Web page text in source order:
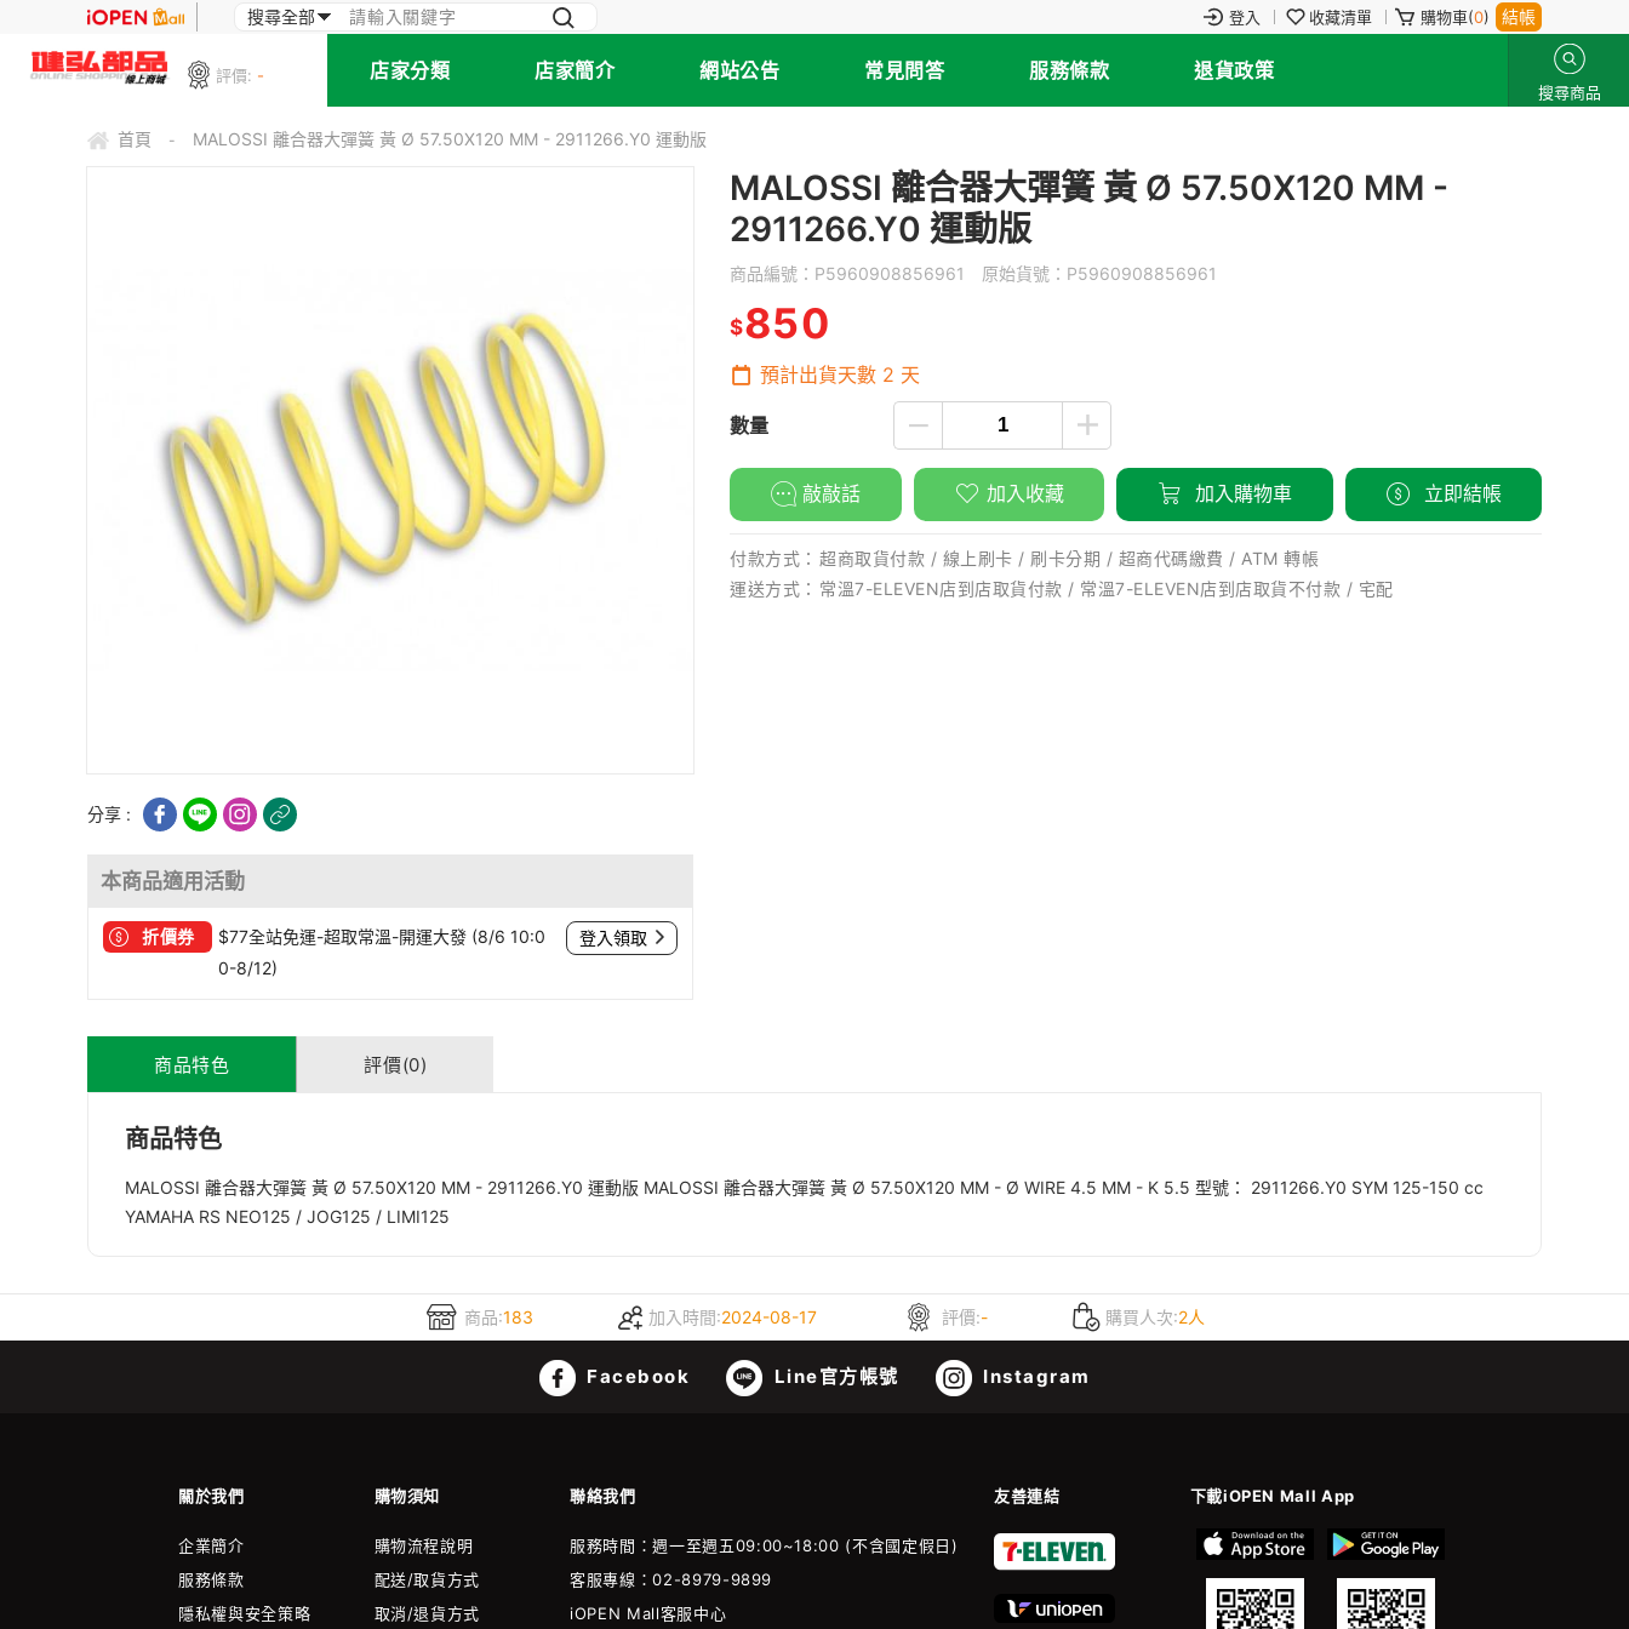
登入 收藏清單 購物車(0) 結帳
評價: - 店家分類 店家簡介 網站公告 常見問答 服務條款 退貨政策
搜尋商品
首頁 - MALOSSI 離合器大彈簧 黃 Ø 57.50X120 MM - 2911266.Y0 運動版
分享 :
本商品適用活動
折價券
$77全站免運-超取常溫-開運大發 (8/6 10:0
0-8/12)
登入領取
MALOSSI 離合器大彈簧 黃 Ø 57.50X120 MM -
2911266.Y0 運動版
商品編號： P5960908856961 原始貨號： P5960908856961
$850
預計出貨天數 2 天
數量
敲敲話 加入收藏 加入購物車 立即結帳
付款方式： 超商取貨付款 / 線上刷卡 / 刷卡分期 / 超商代碼繳費 / ATM 轉帳
運送方式： 常溫7-ELEVEN店到店取貨付款 / 常溫7-ELEVEN店到店取貨不付款 / 宅配
商品特色 評價(0)
商品特色
MALOSSI 離合器大彈簧 黃 Ø 57.50X120 MM - 2911266.Y0 運動版 MALOSSI 離合器大彈簧 黃 Ø 57.50X120 MM - Ø WIRE 4.5 MM - K 5.5 型號： 2911266.Y0 SYM 125-150 cc
YAMAHA RS NEO125 / JOG125 / LIMI125
商品:183 加入時間:2024-08-17 評價:- 購買人次:2人
Facebook Line官方帳號 Instagram
關於我們 購物須知 聯絡我們 友善連結 下載iOPEN Mall App
企業簡介
服務條款
隱私權與安全策略
購物流程說明
配送/取貨方式
取消/退貨方式
服務時間：週一至週五09:00~18:00 (不含國定假日)
客服專線：02-8979-9899
iOPEN Mall客服中心